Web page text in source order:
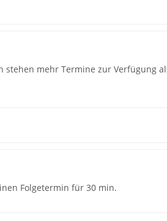
stehen mehr Termine zur Verfügung
Folgetermin für 30 min.